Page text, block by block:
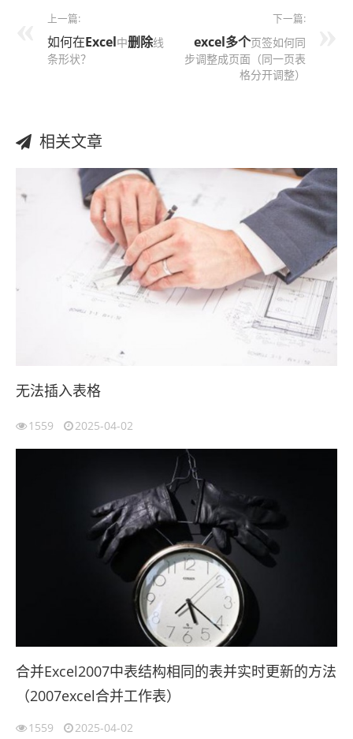
上一篇:
如何在Excel中删除线
条形状？
下一篇:
excel多个页签如何同
步调整成页面（同一页表
格分开调整）
相关文章
无法插入表格
1559 2025-04-02
合并Excel2007中表结构相同的表并实时更新的方法
（2007excel合并工作表）
1559 2025-04-02